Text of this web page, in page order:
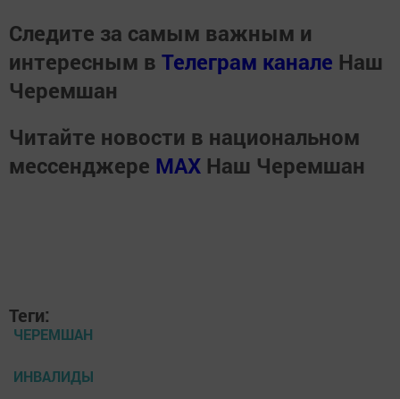
Следите за самым важным и
интересным в Телеграм канале Наш
Черемшан
Читайте новости в национальном
мессенджере MАХ Наш Черемшан
Теги:
ЧЕРЕМШАН
ИНВАЛИДЫ